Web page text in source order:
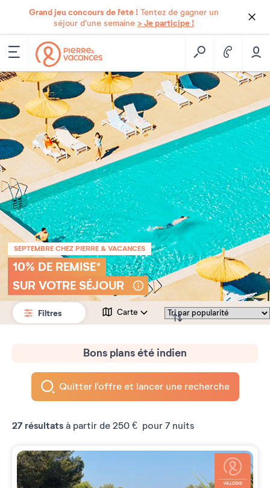
Grand jeu concours de l'été ! Tentez de gagner un
séjour d'une semaine > Je participe !
SEPTEMBRE CHEZ PIERRE & VACANCES
10% DE REMISE*
SUR VOTRE SÉJOUR
Filtres Carte
Bons plans été indien
Quitter l'offre et lancer une recherche
27 résultats à partir de 250 € pour 7 nuits